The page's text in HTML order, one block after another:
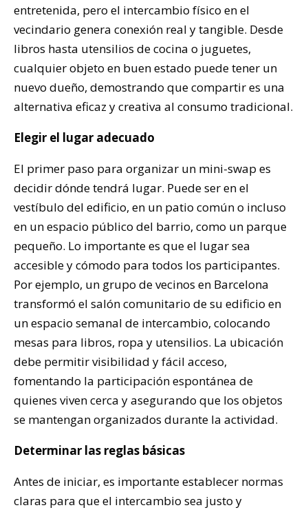
entretenida, pero el intercambio físico en el
vecindario genera conexión real y tangible. Desde
libros hasta utensilios de cocina o juguetes,
cualquier objeto en buen estado puede tener un
nuevo dueño, demostrando que compartir es una
alternativa eficaz y creativa al consumo tradicional.
Elegir el lugar adecuado
El primer paso para organizar un mini-swap es
decidir dónde tendrá lugar. Puede ser en el
vestíbulo del edificio, en un patio común o incluso
en un espacio público del barrio, como un parque
pequeño. Lo importante es que el lugar sea
accesible y cómodo para todos los participantes.
Por ejemplo, un grupo de vecinos en Barcelona
transformó el salón comunitario de su edificio en
un espacio semanal de intercambio, colocando
mesas para libros, ropa y utensilios. La ubicación
debe permitir visibilidad y fácil acceso,
fomentando la participación espontánea de
quienes viven cerca y asegurando que los objetos
se mantengan organizados durante la actividad.
Determinar las reglas básicas
Antes de iniciar, es importante establecer normas
claras para que el intercambio sea justo y